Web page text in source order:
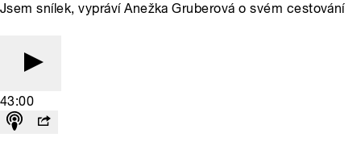
Jsem snílek, vypráví Anežka Gruberová o svém cestování
43:00